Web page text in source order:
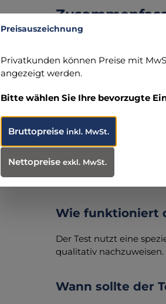
Der CLEARTEST
und anderen
Unterstützung für
Sie auf den
FAQs
Was ist Troponin?
Troponin ist ein Protein,
Wie funktioniert
Der Test nutzt eine
qualitativ nachzuweisen.
Wann sollte der
Preisauszeichnung
Privatkunden können Preise mit
angezeigt werden.
Bitte wählen Sie Ihre bevorzugte
Bruttopreise inkl. MwSt.
Nettopreise exkl. MwSt.